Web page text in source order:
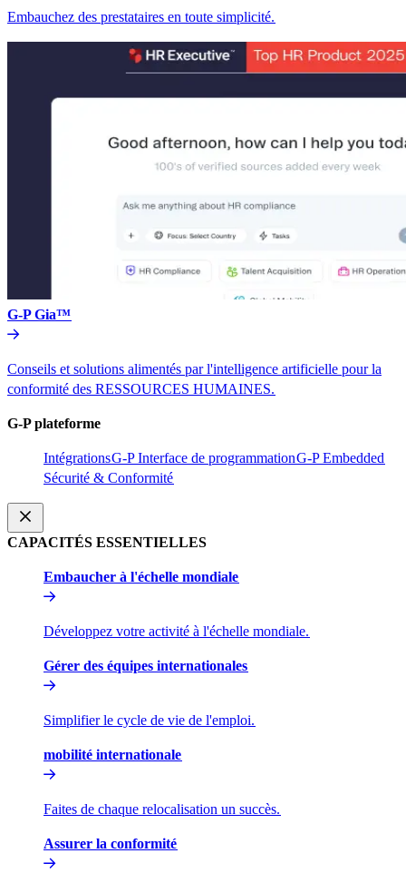
Embauchez des prestataires en toute simplicité.​​
G-P Gia™​​
Conseils et solutions alimentés par l'intelligence artificielle pour la
conformité des RESSOURCES HUMAINES.​​
G-P plateforme​​
Intégrations​​G-P Interface de programmation​​G-P Embedded​​
Sécurité & Conformité​​
CAPACITÉS ESSENTIELLES​​
Embaucher à l'échelle mondiale​​
Développez votre activité à l'échelle mondiale.​​
Gérer des équipes internationales​​
Simplifier le cycle de vie de l'emploi.​​
mobilité internationale​​
Faites de chaque relocalisation un succès.​​
Assurer la conformité​​